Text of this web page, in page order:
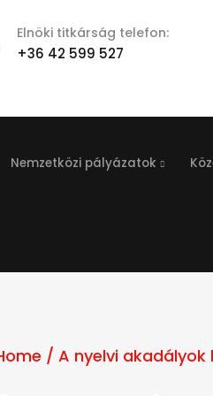
Elnöki titkárság telefon:
+36 42 599 527
Nemzetközi pályázatok
/ A nyelvi